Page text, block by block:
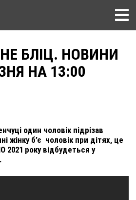
БЛІЦ. НОВИНИ
НА 13:00
один чоловік підрізав
жінку б’є чоловік при дітях, це
2021 року відбудеться у